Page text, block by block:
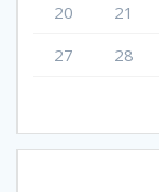
20
21
27
28